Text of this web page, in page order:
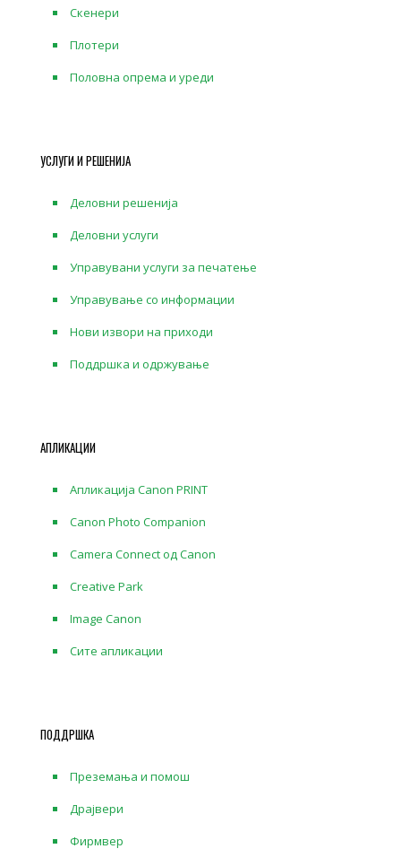
Скенери
Плотери
Половна опрема и уреди
УСЛУГИ И РЕШЕНИЈА
Деловни решенија
Деловни услуги
Управувани услуги за печатење
Управување со информации
Нови извори на приходи
Поддршка и одржување
АПЛИКАЦИИ
Апликација Canon PRINT
Canon Photo Companion
Camera Connect од Canon
Creative Park
Image Canon
Сите апликации
ПОДДРШКА
Преземања и помош
Драјвери
Фирмвер